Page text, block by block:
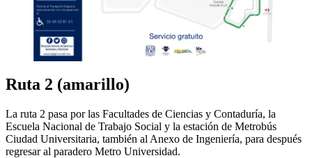
Ruta 2 (amarillo)
La ruta 2 pasa por las Facultades de Ciencias y Contaduría, la
Escuela Nacional de Trabajo Social y la estación de Metrobús
Ciudad Universitaria, también al Anexo de Ingeniería, para después
regresar al paradero Metro Universidad.